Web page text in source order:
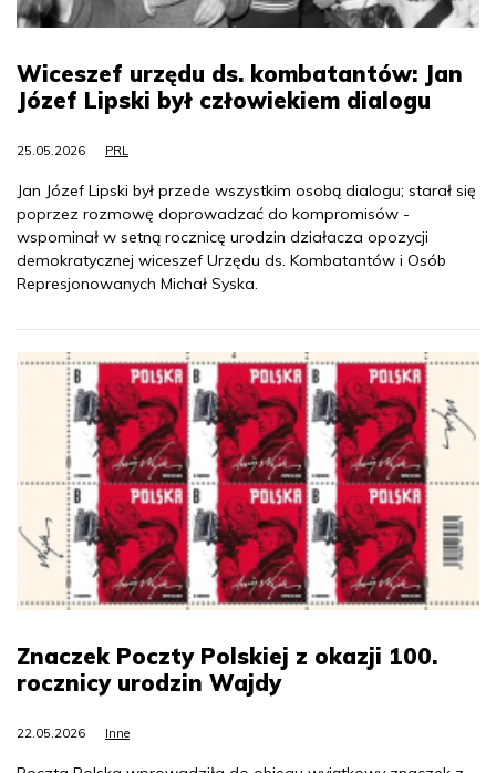
Wiceszef urzędu ds. kombatantów: Jan
Józef Lipski był człowiekiem dialogu
25.05.2026 PRL
Jan Józef Lipski był przede wszystkim osobą dialogu; starał się
poprzez rozmowę doprowadzać do kompromisów -
wspominał w setną rocznicę urodzin działacza opozycji
demokratycznej wiceszef Urzędu ds. Kombatantów i Osób
Represjonowanych Michał Syska.
Znaczek Poczty Polskiej z okazji 100.
rocznicy urodzin Wajdy
22.05.2026 Inne